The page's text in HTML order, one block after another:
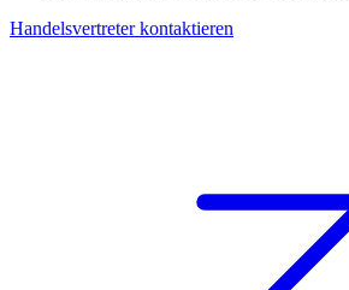
Handelsvertreter kontaktieren